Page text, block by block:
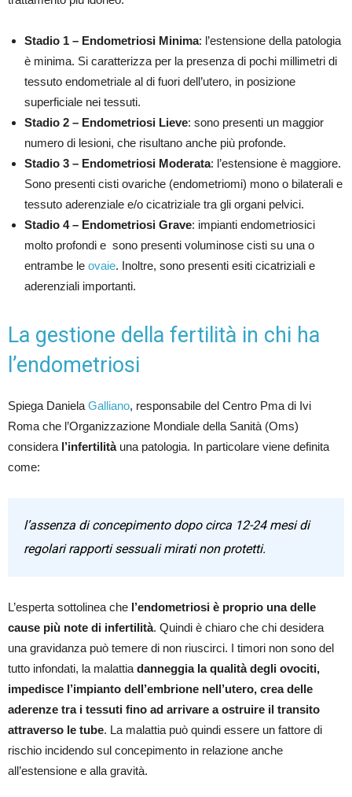
Stadio 1 – Endometriosi Minima: l’estensione della patologia
è minima. Si caratterizza per la presenza di pochi millimetri di
tessuto endometriale al di fuori dell’utero, in posizione
superficiale nei tessuti.
Stadio 2 – Endometriosi Lieve: sono presenti un maggior
numero di lesioni, che risultano anche più profonde.
Stadio 3 – Endometriosi Moderata: l’estensione è maggiore.
Sono presenti cisti ovariche (endometriomi) mono o bilaterali e
tessuto aderenziale e/o cicatriziale tra gli organi pelvici.
Stadio 4 – Endometriosi Grave: impianti endometriosici
molto profondi e sono presenti voluminose cisti su una o
entrambe le ovaie. Inoltre, sono presenti esiti cicatriziali e
aderenziali importanti.
La gestione della fertilità in chi ha
l’endometriosi
Spiega Daniela Galliano, responsabile del Centro Pma di Ivi
Roma che l’Organizzazione Mondiale della Sanità (Oms)
considera l’infertilitàuna patologia. In particolare viene definita
come:
l’assenza di concepimento dopo circa 12-24 mesi di
regolari rapporti sessuali mirati non protetti.
L’esperta sottolinea che l’endometriosi è proprio una delle
cause più note di infertilità. Quindi è chiaro che chi desidera
una gravidanza può temere di non riuscirci. I timori non sono del
tutto infondati, la malattia danneggia la qualità degli ovociti,
impedisce l’impianto dell’embrione nell’utero, crea delle
aderenze tra i tessuti fino ad arrivare a ostruire il transito
attraverso le tube. La malattia può quindi essere un fattore di
rischio incidendo sul concepimento in relazione anche
all’estensione e alla gravità.